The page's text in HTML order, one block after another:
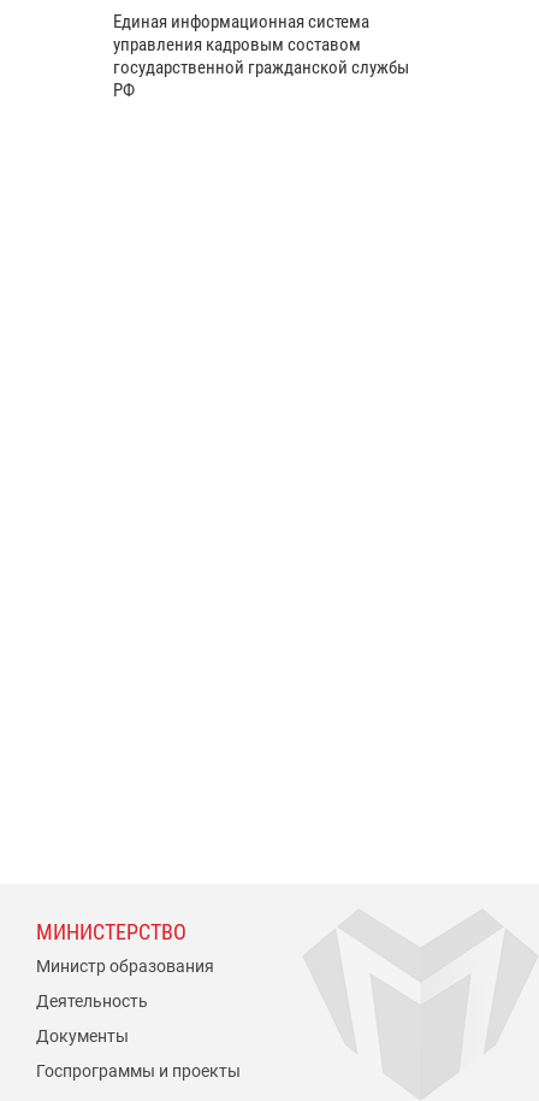
Единая информационная система
управления кадровым составом
государственной гражданской службы
РФ
МИНИСТЕРСТВО
Министр образования
Деятельность
Документы
Госпрограммы и проекты